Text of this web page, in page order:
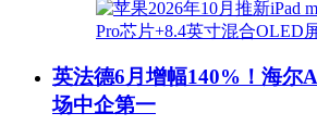
英法德6月增幅140%！海尔
场中企第一